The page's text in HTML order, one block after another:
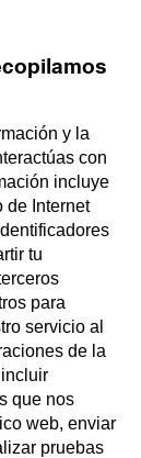
y la
con
incluye
de Internet
tu
para
servicio al
de la
que nos
web, enviar
pruebas